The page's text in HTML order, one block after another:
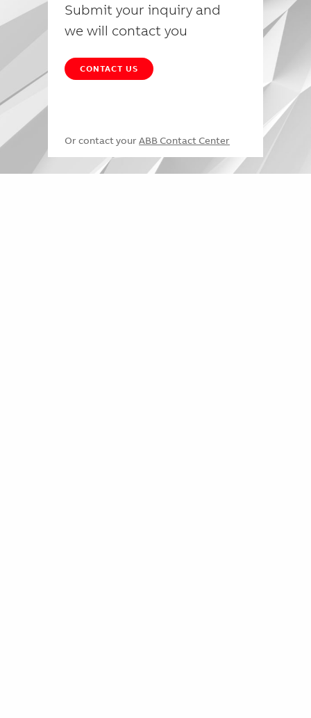
Submit your inquiry and
we will contact you
CONTACT US
Or contact your ABB Contact Center